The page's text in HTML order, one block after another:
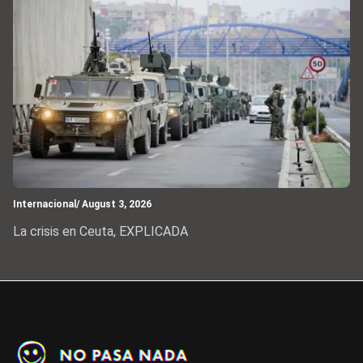
Internacional / August 3, 2026
La crisis en Ceuta, EXPLICADA